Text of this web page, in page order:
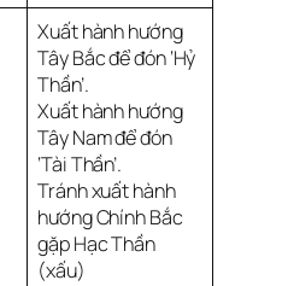
Xuất hành hướng
Tây Bắc để đón ‘Hỷ
Thần’.
Xuất hành hướng
Tây Nam để đón
‘Tài Thần’.
Tránh xuất hành
hướng Chính Bắc
gặp Hạc Thần
(xấu)